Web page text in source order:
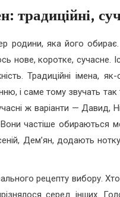
традиційні,
родини, яка його
нове, коротке, сучасне.
Традиційні імена,
і саме тому звучать так
ж варіанти — Давид,
частіше обираються
Дем’ян, додають
рецепту вибору.
серед інших.